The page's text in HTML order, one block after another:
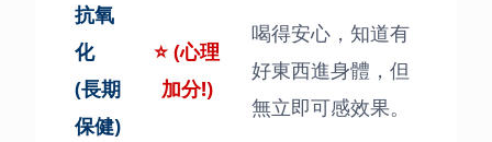
抗氧
化
(長期
保健)
⭐ (心理
加分!)
喝得安心，知道有
好東西進身體，但
無立即可感效果。